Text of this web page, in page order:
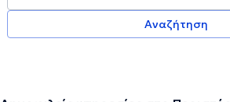
Αναζήτηση